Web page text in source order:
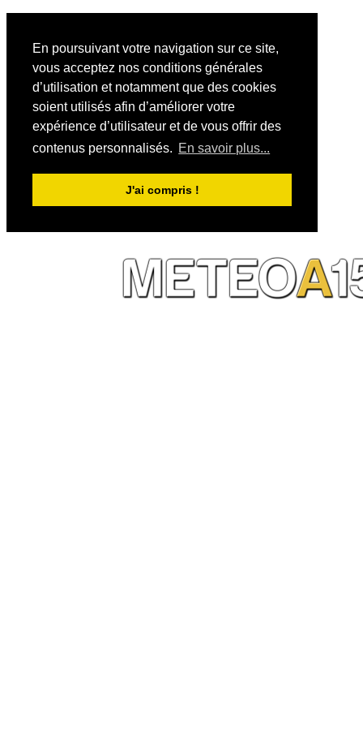
En poursuivant votre navigation sur ce site,
vous acceptez nos conditions générales
d’utilisation et notamment que des cookies
soient utilisés afin d’améliorer votre
expérience d’utilisateur et de vous offrir des
contenus personnalisés. En savoir plus...
J'ai compris !